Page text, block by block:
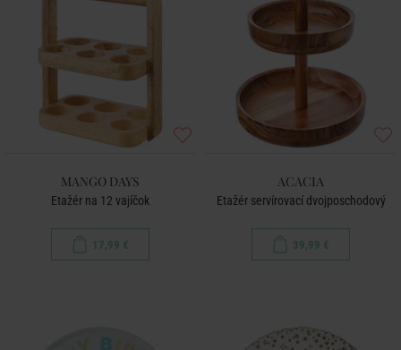
MANGO DAYS
Etažér na 12 vajíčok
17,99 €
ACACIA
Etažér servírovací dvojposchodový
39,99 €